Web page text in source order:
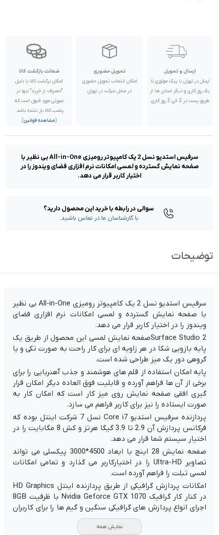
ارسال و تحویل
ارسال در تهران با پیک موتوری تا
یک روز کاری و دیگر استان ها از
طریق پست در 2 الی 3 روز کاری
تحویل حضوری
امکان انتخاب تحویل حضوری
در محل شرکت در تهران
ضمانت بازگشت کالا
امکان برگشت کالا با دلیل
"انصراف از خرید" تنها در
صورتی مورد قبول است که
پلمب کالا باز نشده باشد.
(مشاهده قوانین)
سرفیس استدیو نسل 2 یک کامپیوتر رومیزی All-in-One بی نظیر با
صفحه نمایش گسترده و لمسی امکانات نرم افزاری فضای ویندوز را در
اختیار کاربر قرار می دهد.
سوالی در رابطه با خرید این محصول دارید؟
با کارشناسان ما در تماس باشید.
توضیحات
سرفیس استدیو نسل 2 یک کامپیوتر رومیزی All-in-One بی نظیر
با صفحه نمایش گسترده و لمسی امکانات نرم افزاری فضای
ویندوز را در اختیار کاربر قرار می دهد.
Surface Studio 2صفحه نمایش لمسی این محصول از طریق یک
پایه بازویی شکا در هر زاویه ای برای کار راحت به صورت تکی و یا
گروهی دور یک میز طراحی شده است.
پایه امکان استفاده از قلم های هوشمند و جذب آهنربایی را برای
برخی از آن ها فراهم آورده و قابلیت فوق العاده دیگر امکان قرار
گیری افقی صفحه نمایش روی میز کار است که امکان کار به
صورت ایستاده را نیز برای کاربر فراهم می سازد.
پردازنده سرفیس استدیو Core i7 نسل 7 شرکت اینتل بوده که
فرکانس پردازش آن 2.9 تا 3.9 گیگا هرتز و کش 8 مگابایت را در
اختیار سیستم شما قرار می دهد.
صفحه نمایش 28 اینچ با ابعاد 4500*3000 پیکسلی می تواند
تصاویر Ultra-HD را در اختیارکاربر می گذارد و تمامی امکانات
لمسی تبلت را فراهم آورده است.
امکانات پردازش گرافیکی از طریق پردازنده اینتل HD Graphics
در کنار کار گرافیک Nvidia Geforce GTX 1070 با ظرفیت 8GB
اجرای انواع پردازش های گرافیکی سنگین و گیم ها را برای کاربران
حرفه ای فراهم آورده است.
این محصول سازگار با ویندوز 10 بوده و به دلیل استفاده از هاردنمایش همه